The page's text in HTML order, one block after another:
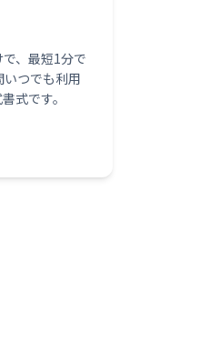
、最短1分で
つでも利用
式です。